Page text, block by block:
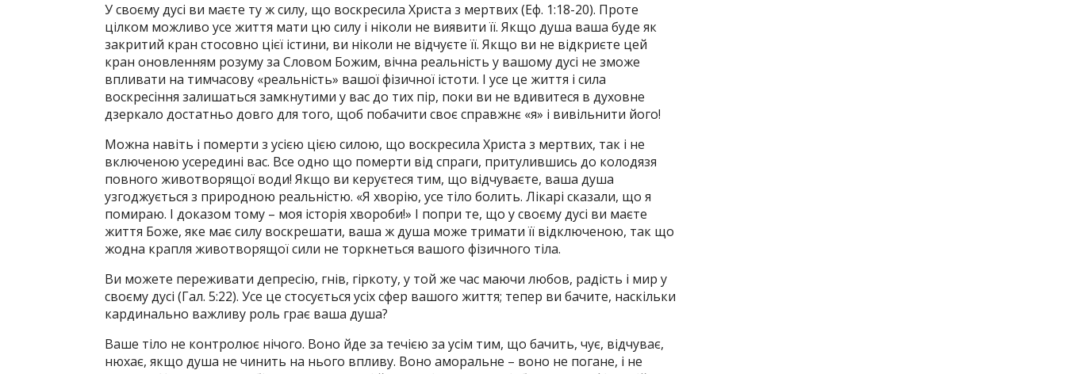
У своєму дусі ви маєте ту ж силу, що воскресила Христа з мертвих (Еф. 1:18-20). Проте
цілком можливо усе життя мати цю силу і ніколи не виявити її. Якщо душа ваша буде як
закритий кран стосовно цієї істини, ви ніколи не відчуєте її. Якщо ви не відкриєте цей
кран оновленням розуму за Словом Божим, вічна реальність у вашому дусі не зможе
впливати на тимчасову «реальність» вашої фізичної істоти. І усе це життя і сила
воскресіння залишаться замкнутими у вас до тих пір, поки ви не вдивитеся в духовне
дзеркало достатньо довго для того, щоб побачити своє справжнє «я» і вивільнити його!
Можна навіть і померти з усією цією силою, що воскресила Христа з мертвих, так і не
включеною усередині вас. Все одно що померти від спраги, притулившись до колодязя
повного животворящої води! Якщо ви керуєтеся тим, що відчуваєте, ваша душа
узгоджується з природною реальністю. «Я хворію, усе тіло болить. Лікарі сказали, що я
помираю. І доказом тому – моя історія хвороби!» І попри те, що у своєму дусі ви маєте
життя Боже, яке має силу воскрешати, ваша ж душа може тримати її відключеною, так що
жодна крапля животворящої сили не торкнеться вашого фізичного тіла.
Ви можете переживати депресію, гнів, гіркоту, у той же час маючи любов, радість і мир у
своєму дусі (Гал. 5:22). Усе це стосується усіх сфер вашого життя; тепер ви бачите, наскільки
кардинально важливу роль грає ваша душа?
Ваше тіло не контролює нічого. Воно йде за течією за усім тим, що бачить, чує, відчуває,
нюхає, якщо душа не чинить на нього впливу. Воно аморальне – воно не погане, і не